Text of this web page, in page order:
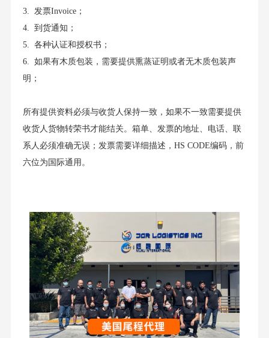
3. 发票Invoice；
4. 到货通知；
5. 各种认证和授权书；
6. 如果有木质包装，需要提供熏蒸证明或者无木质包装声
明；
所有提供资料必须与收货人保持一致，如果不一致需要提供
收货人货物转荣书才能结关。箱单、发票的地址、电话、联
系人必须准确无误；发票需要详细描述，HS CODE编码，前
六位为国际通用。